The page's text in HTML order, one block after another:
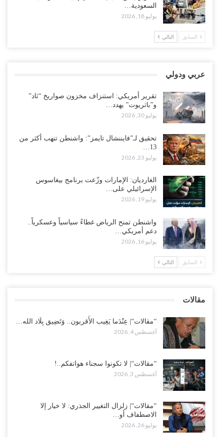
“حضرموت“| تغييرات سعودية بصفوف قيادة “درع الوطن” المتمركز
بالعبر.. هل بدأت الرياض إعادة هيكلة فصائلها بعد…
أغسطس 2, 2026
أغسطس 2, 2026
“تعز“| غضب شعبي يشلّ الخط الساحلي المخا- عدن.. هل بدأت المناطق
الاستراتيجية بالانفجار من الداخل..!
أغسطس 2, 2026
“حضرموت“| الانتقالي يناقش تشكيل لجان أهلية بأهم مناطق النفط..
وتلميحات إماراتية إلى انتقال التصعيد نحو الخيار العسكري..!
مع اختفاء وزيرة واستقالة آخر وصراع على السفارات.. أزمة المحاصصة
تعصف بحكومة عدن..!
عقب محاولة انسحابه من مطارح الريان.. المخابرات السعودية تصفي أبرز
مساعدي الحجوري..!
أغسطس 1, 2026
أغسطس 1, 2026
السعودية…
يوليو 18, 2026
السابق التالي
عربي ودولي
تقرير أمريكي: استنزاف مخزون صواريخ “ثاد”
و”باتريوت” يهدد…
يوليو 30, 2026
تحقيق لـ”فايننشال تايمز”: واشنطن تنهب أكثر من
13…
يوليو 23, 2026
الغارديان: الإمارات وزّعت برنامج بيغاسوس
الإسرائيلي على…
يوليو 19, 2026
واشنطن تمنح الرياض غطاءً سياسياً وعسكرياً..
دعم أمريكي…
يوليو 16, 2026
السابق التالي
مقالات
“مقالات“| عِنْدَما يَغِيب الأَقربون.. وَتَضِيق بِلَاد الله…
أغسطس 4, 2026
“مقالات“| لا تكونوا سجناء هواتفكم..!
أغسطس 3, 2026
“مقالات“| زلزال التغيير الجذري: لا خيار إلا
الاصطفاف أو…
يوليو 26, 2026